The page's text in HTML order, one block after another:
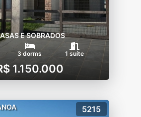
E SOBRADOS
3 dorms 1 suíte
1.150.000
5215